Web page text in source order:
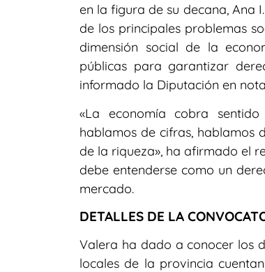
en la figura de su decana, Ana
de los principales problemas
dimensión social de la
públicas para garantizar
informado la Diputación en
«La economía cobra
hablamos de cifras, hablamos
de la riqueza», ha afirmado el
debe entenderse como un
mercado.
DETALLES DE LA
Valera ha dado a conocer los
locales de la provincia